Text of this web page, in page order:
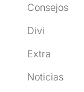
Consejos
Divi
Extra
Noticias